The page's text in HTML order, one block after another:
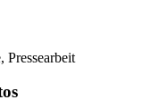
Pressearbeit